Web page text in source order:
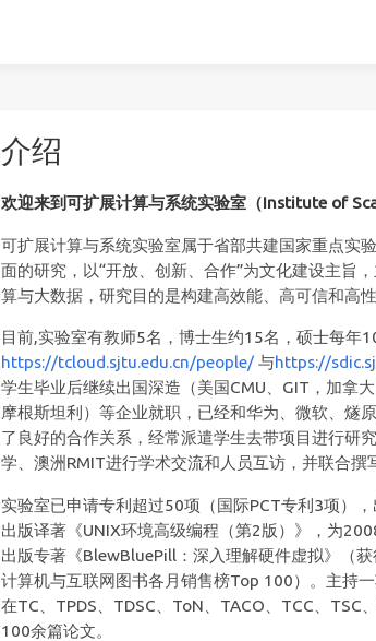
介绍
欢迎来到可扩展计算与系统实验室（Institute of
可扩展计算与系统实验室属于省部共建国家重点实
面的研究，以“开放、创新、合作”为文化建设主旨
算与大数据，研究目的是构建高效能、高可信和高
目前,实验室有教师5名，博士生约15名，硕士每年
https://tcloud.sjtu.edu.cn/people/ 与https://
学生毕业后继续出国深造（美国CMU、GIT，加拿
摩根斯坦利）等企业就职，已经和华为、微软、燧
了良好的合作关系，经常派遣学生去带项目进行研
学、澳洲RMIT进行学术交流和人员互访，并联合撰
实验室已申请专利超过50项（国际PCT专利3项），
出版译著《UNIX环境高级编程（第2版）》，为
出版专著《BlewBluePill：深入理解硬件虚拟》（
计算机与互联网图书各月销售榜Top 100）。主持
在TC、TPDS、TDSC、ToN、TACO、TCC、TSC
100余篇论文。